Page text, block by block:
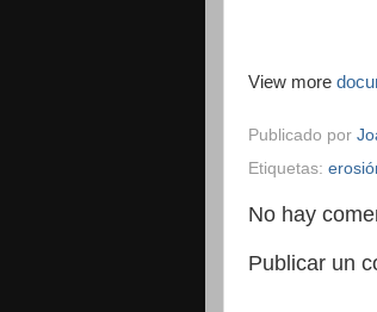
View more
Publicado por
Etiquetas:
No hay
Publicar un